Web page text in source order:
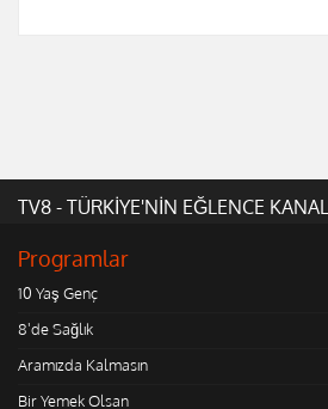
TV8 - TÜRKİYE'NİN EĞLENCE
Programlar
10 Yaş Genç
8'de Sağlık
Aramızda Kalmasın
Bir Yemek Olsan